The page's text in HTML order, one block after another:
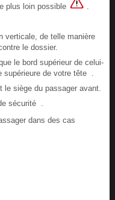
plus loin possible
verticale, de telle manière
le dossier.
le bord supérieur de celui-
de votre tête .
siège du passager avant.
sécurité .
dans des cas